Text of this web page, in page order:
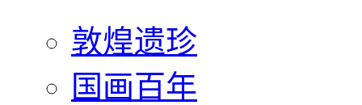
敦煌遗珍
国画百年